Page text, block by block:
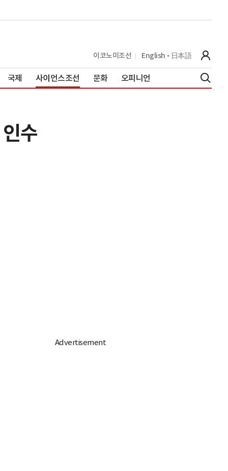
이코노미조선 English 日本語
국제 사이언스조선 문화 오피니언
수